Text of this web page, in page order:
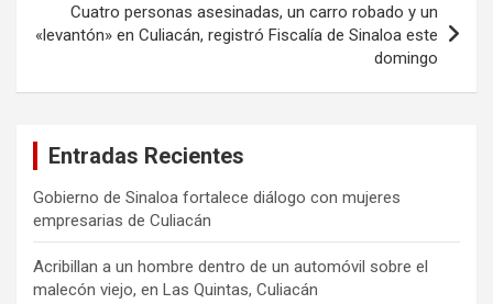
Cuatro personas asesinadas, un carro robado y un
«levantón» en Culiacán, registró Fiscalía de Sinaloa este
domingo
Entradas Recientes
Gobierno de Sinaloa fortalece diálogo con mujeres
empresarias de Culiacán
Acribillan a un hombre dentro de un automóvil sobre el
malecón viejo, en Las Quintas, Culiacán